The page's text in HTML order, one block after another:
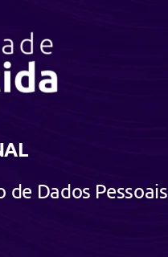
Dados Pessoais